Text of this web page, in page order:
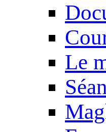
Le